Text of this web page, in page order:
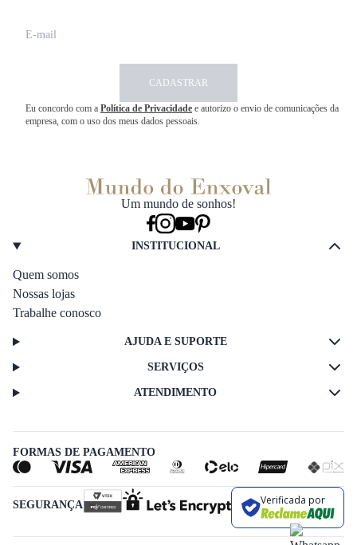
CADASTRAR
Eu concordo com a Política de Privacidade e autorizo o envio de comunicações da
empresa, com o uso dos meus dados pessoais.
Um mundo de sonhos!
INSTITUCIONAL
Quem somos
Nossas lojas
Trabalhe conosco
AJUDA E SUPORTE
SERVIÇOS
ATENDIMENTO
FORMAS DE PAGAMENTO
SEGURANÇA Verificada por